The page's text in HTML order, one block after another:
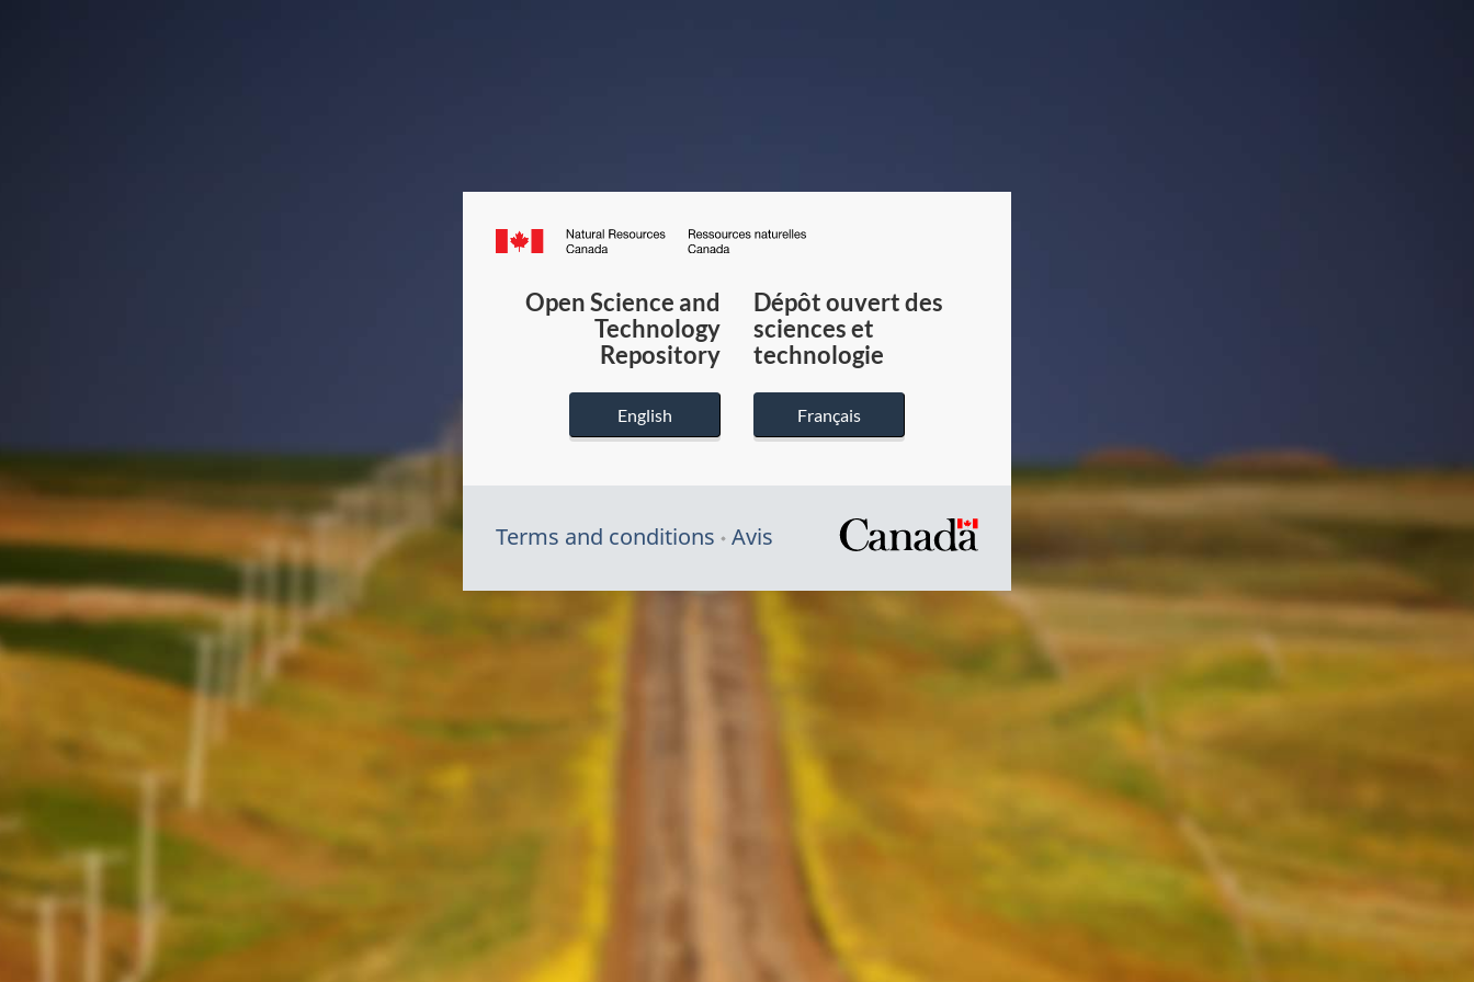
Canada.ca
du
Canada
Open Science and
Technology
Repository
English
Dépôt ouvert des
sciences et
technologie
Français
Terms and conditions Avis
/
Symbole
du
gouvernement
du